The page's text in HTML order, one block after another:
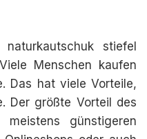
stiefel
Menschen kaufen
Das hat viele Vorteile,
Der größte Vorteil des
meistens günstigeren